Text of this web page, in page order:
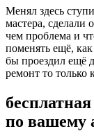
Менял здесь
мастера, сделали
чем проблема и
поменять ещё, как
бы проездил ещё
ремонт то только
по вашему